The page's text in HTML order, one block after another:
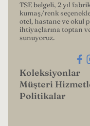
TSE belgeli, 2 yıl
kumaş/renk
otel, hastane ve okul
ihtiyaçlarına toptan
sunuyoruz.
Koleksiyonlar
Ofis Kanepeleri
Müşteri
Politikalar